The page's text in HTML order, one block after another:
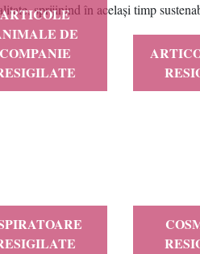
sprijinind în același timp
ARTICOLE
DE
COMPANIE